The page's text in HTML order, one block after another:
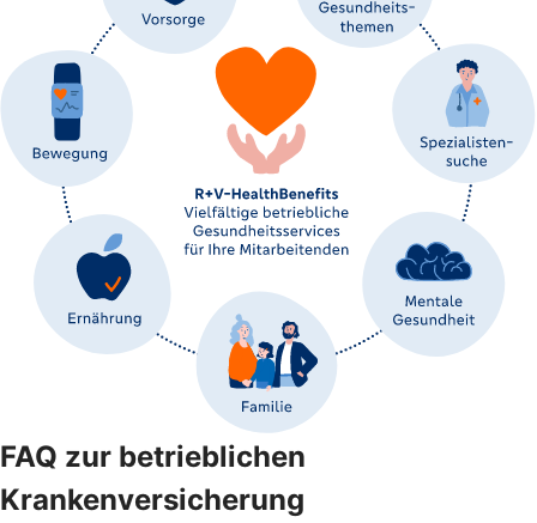
FAQ zur betrieblichen
Krankenversicherung